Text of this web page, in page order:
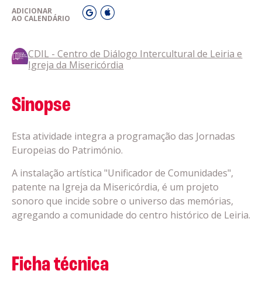
ADICIONAR
AO CALENDÁRIO
CDIL - Centro de Diálogo Intercultural de Leiria e
Igreja da Misericórdia
Sinopse
Esta atividade integra a programação das Jornadas
Europeias do Património.
A instalação artística "Unificador de Comunidades",
patente na Igreja da Misericórdia, é um projeto
sonoro que incide sobre o universo das memórias,
agregando a comunidade do centro histórico de Leiria.
Ficha técnica